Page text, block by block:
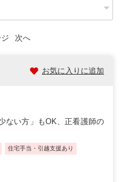
次へ
お気に入りに追加
ない方」もOK、正看護師の
住宅手当・引越支援あり